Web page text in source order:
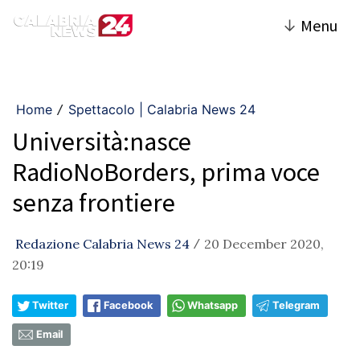
↓ Menu
Home / Spettacolo | Calabria News 24
Università:nasce
RadioNoBorders, prima voce
senza frontiere
Redazione Calabria News 24 / 20 December 2020,
20:19
Twitter Facebook Whatsapp Telegram
Email